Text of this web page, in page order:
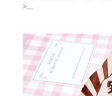
>...